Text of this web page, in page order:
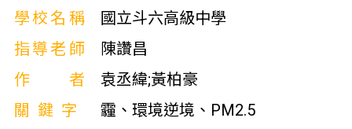
學校名稱
國立斗六高級中學
指導老師
陳讚昌
作者
袁丞緯;黃柏豪
關鍵字
霾、環境逆境、PM2.5